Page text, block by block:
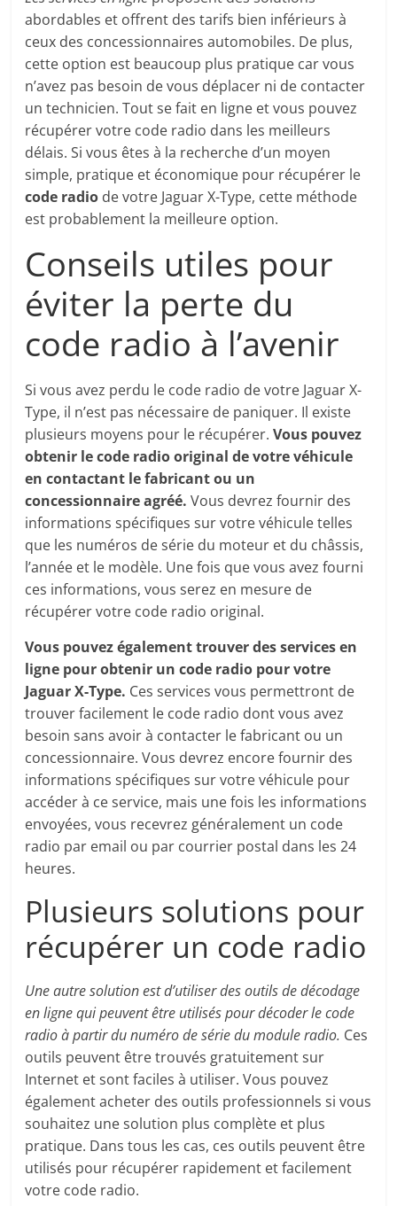
abordables et offrent des tarifs bien inférieurs à
ceux des concessionnaires automobiles. De plus,
cette option est beaucoup plus pratique car vous
n’avez pas besoin de vous déplacer ni de contacter
un technicien. Tout se fait en ligne et vous pouvez
récupérer votre code radio dans les meilleurs
délais. Si vous êtes à la recherche d’un moyen
simple, pratique et économique pour récupérer le
code radio de votre Jaguar X-Type, cette méthode
est probablement la meilleure option.
Conseils utiles pour
éviter la perte du
code radio à l’avenir
Si vous avez perdu le code radio de votre Jaguar X-
Type, il n’est pas nécessaire de paniquer. Il existe
plusieurs moyens pour le récupérer.Vous pouvez
obtenir le code radio original de votre véhicule
en contactant le fabricant ou un
concessionnaire agréé. Vous devrez fournir des
informations spécifiques sur votre véhicule telles
que les numéros de série du moteur et du châssis,
l’année et le modèle. Une fois que vous avez fourni
ces informations, vous serez en mesure de
récupérer votre code radio original.
Vous pouvez également trouver des services en
ligne pour obtenir un code radio pour votre
Jaguar X-Type. Ces services vous permettront de
trouver facilement le code radio dont vous avez
besoin sans avoir à contacter le fabricant ou un
concessionnaire. Vous devrez encore fournir des
informations spécifiques sur votre véhicule pour
accéder à ce service, mais une fois les informations
envoyées, vous recevrez généralement un code
radio par email ou par courrier postal dans les 24
heures.
Plusieurs solutions pour
récupérer un code radio
Une autre solution est d’utiliser des outils de décodage
en ligne qui peuvent être utilisés pour décoder le code
radio à partir du numéro de série du module radio. Ces
outils peuvent être trouvés gratuitement sur
Internet et sont faciles à utiliser. Vous pouvez
également acheter des outils professionnels si vous
souhaitez une solution plus complète et plus
pratique. Dans tous les cas, ces outils peuvent être
utilisés pour récupérer rapidement et facilement
votre code radio.